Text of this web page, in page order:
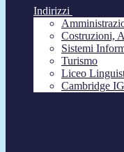
Indirizzi
Costruzioni,
Sistemi
Turismo
Liceo
Cambridge